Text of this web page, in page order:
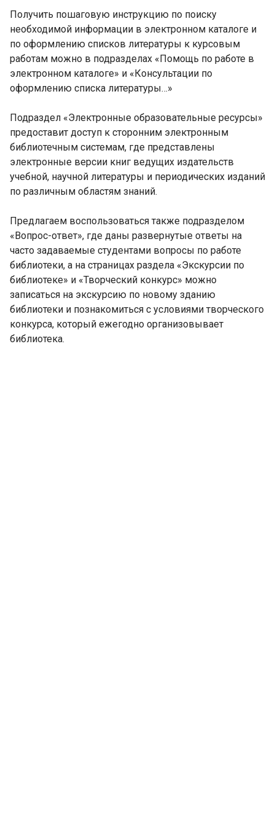
Получить пошаговую инструкцию по поиску
необходимой информации в электронном каталоге и
по оформлению списков литературы к курсовым
работам можно в подразделах «Помощь по работе в
электронном каталоге» и «Консультации по
оформлению списка литературы…»
Подраздел «Электронные образовательные ресурсы»
предоставит доступ к сторонним электронным
библиотечным системам, где представлены
электронные версии книг ведущих издательств
учебной, научной литературы и периодических изданий
по различным областям знаний.
Предлагаем воспользоваться также подразделом
«Вопрос-ответ», где даны развернутые ответы на
часто задаваемые студентами вопросы по работе
библиотеки, а на страницах раздела «Экскурсии по
библиотеке» и «Творческий конкурс» можно
записаться на экскурсию по новому зданию
библиотеки и познакомиться с условиями творческого
конкурса, который ежегодно организовывает
библиотека.